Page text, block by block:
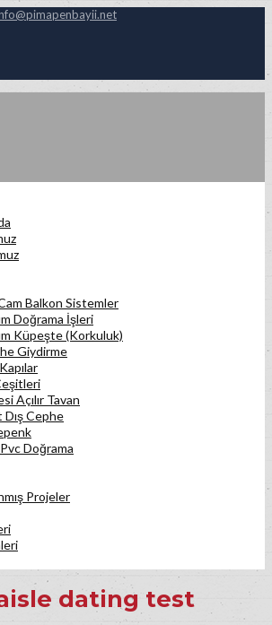
Balkon Sistemler
Doğrama İşleri
Küpeşte (Korkuluk)
Giydirme
Açılır Tavan
Cephe
Doğrama
Projeler
dating test